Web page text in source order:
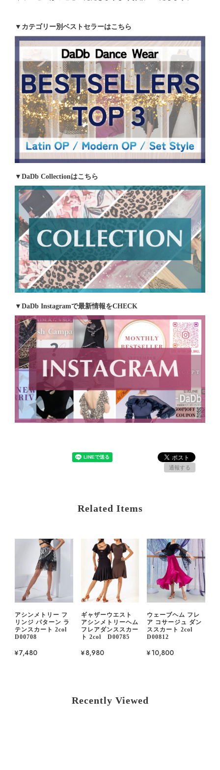
▼カテゴリー別ベストセラーはこちら
▼DaDb Collectionはこちら
▼DaDb Instagramで最新情報をCHECK
通報する
Related Items
アシンメトリー フ
リンジ パターン ラ
テンスカート 2col
D00708
¥7,480
ギャザーウエスト
アシンメトリーヘム
フレアダンススカー
ト 2col D00785
¥8,980
ウェーブヘム フレ
ア コサージュ ダン
ススカート 2col
D00812
¥10,800
Recently Viewed